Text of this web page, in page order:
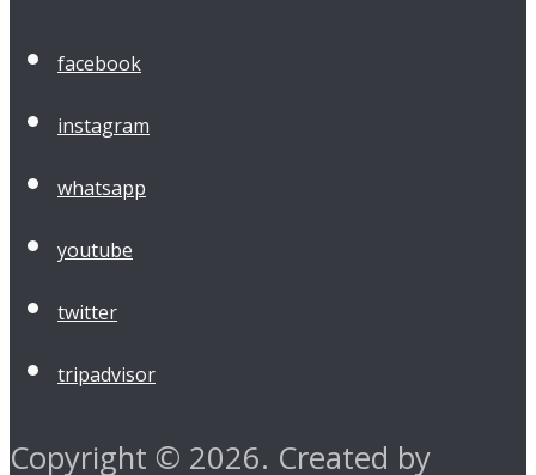
facebook
instagram
whatsapp
youtube
twitter
tripadvisor
Copyright © 2026. Created by